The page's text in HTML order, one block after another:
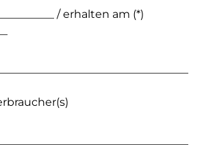
/ erhalten am (*)